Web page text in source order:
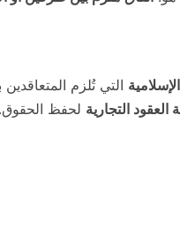
التي تُلزم المتعاقدين
العقود التجارية لحفظ الحقوق.